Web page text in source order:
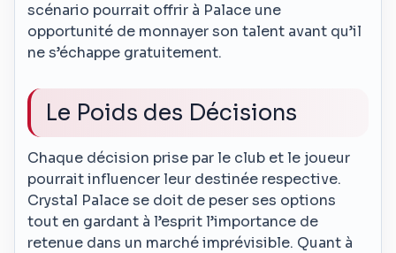
scénario pourrait offrir à Palace une
opportunité de monnayer son talent avant qu’il
ne s’échappe gratuitement.
Le Poids des Décisions
Chaque décision prise par le club et le joueur
pourrait influencer leur destinée respective.
Crystal Palace se doit de peser ses options
tout en gardant à l’esprit l’importance de
retenue dans un marché imprévisible. Quant à